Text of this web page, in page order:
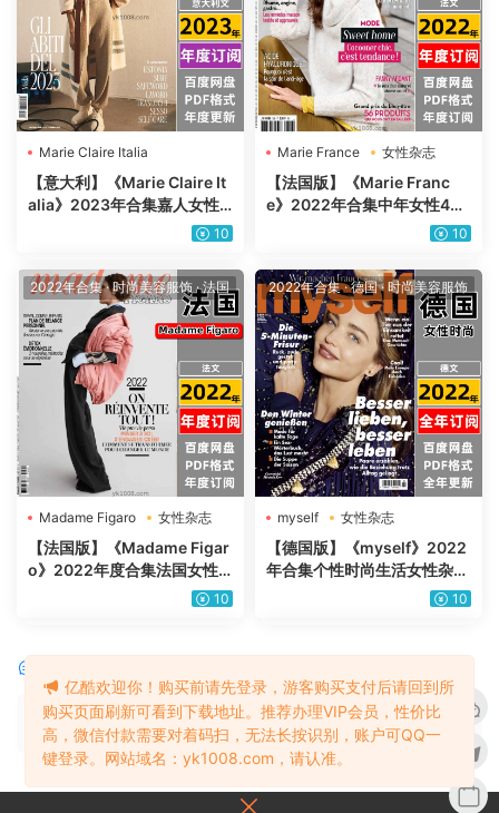
Marie Claire Italia
【意大利】《Marie Claire It
alia》2023年合集嘉人女性
时尚潮流美容服饰时装pdf杂
10
Marie France 女性杂志
【法国版】《Marie Franc
e》2022年合集中年女性40
岁以上女士时尚潮流美容健康
10
2022年合集·时尚美容服饰 ·法国
Madame Figaro 女性杂志
【法国版】《Madame Figar
o》2022年度合集法国女性
时尚美容服饰生活pdf杂志电
10
2022年合集·德国· 时尚美容服饰
myself 女性杂志
【德国版】《myself》2022
年合集个性时尚生活女性杂志
优质现代生活灵感pdf杂志电
10
请先登录
亿酷欢迎你！购买前请先登录，游客购买支付后请回到所
购买页面刷新可看到下载地址。推荐办理VIP会员，性价比
高，微信付款需要对着码扫，无法长按识别，账户可QQ一
键登录。网站域名：yk1008.com，请认准。